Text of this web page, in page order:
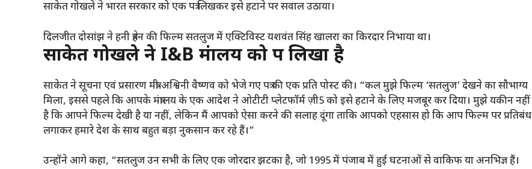
साकेत गोखले ने भारत सरकार को एक पत्र लिखकर इसे हटाने पर सवाल उठाया।
दिलजीत दोसांझ ने हनी त्रेहन की फिल्म सतलुज में एक्टिविस्ट यशवंत सिंह खालरा का किरदार निभाया था।
साकेत गोखले ने I&B मंत्रालय को पत्र लिखा है
साकेत ने सूचना एवं प्रसारण मंत्री अश्विनी वैष्णव को भेजे गए पत्र की एक प्रति पोस्ट की। “कल मुझे फिल्म ‘सतलुज’ देखने का सौभाग्य
मिला, इससे पहले कि आपके मंत्रालय के एक आदेश ने ओटीटी प्लेटफॉर्म ज़ी5 को इसे हटाने के लिए मजबूर कर दिया। मुझे यकीन नहीं
है कि आपने फिल्म देखी है या नहीं, लेकिन मैं आपको ऐसा करने की सलाह दूंगा ताकि आपको एहसास हो कि आप फिल्म पर प्रतिबंध
लगाकर हमारे देश के साथ बहुत बड़ा नुकसान कर रहे हैं।”
उन्होंने आगे कहा, “सतलुज उन सभी के लिए एक जोरदार झटका है, जो 1995 में पंजाब में हुई घटनाओं से वाकिफ या अनभिज्ञ हैं।